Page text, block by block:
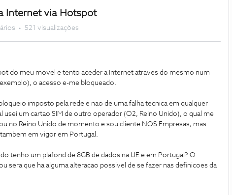
Internet via Hotspot
521 visualizações
do meu movel e tento aceder a Internet atraves do mesmo num
o acesso e-me bloqueado.
imposto pela rede e nao de uma falha tecnica em qualquer
usei um cartao SIM de outro operador (O2, Reino Unido), o qual me
no Reino Unido de momento e sou cliente NOS Empresas, mas
em vigor em Portugal.
tenho um plafond de 8GB de dados na UE e em Portugal? O
sera que ha alguma alteracao possivel de se fazer nas definicoes da